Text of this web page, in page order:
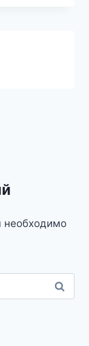
необходимо